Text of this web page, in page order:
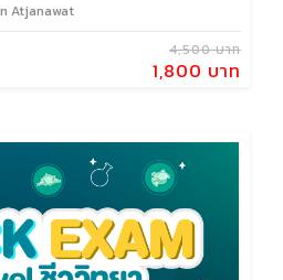
Atjanawat
4,500 บาท
1,800 บาท